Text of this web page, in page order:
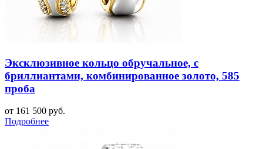
Эксклюзивное кольцо обручальное, с
бриллиантами, комбинированное золото, 585
проба
от 161 500 руб.
Подробнее